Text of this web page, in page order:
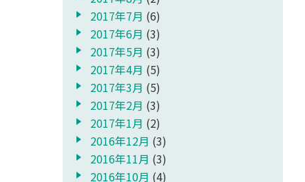
2017年7月 (6)
2017年6月 (3)
2017年5月 (3)
2017年4月 (5)
2017年3月 (5)
2017年2月 (3)
2017年1月 (2)
2016年12月 (3)
2016年11月 (3)
2016年10月 (4)